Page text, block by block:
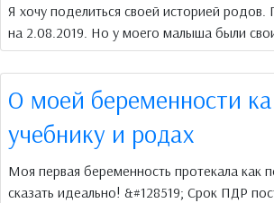
Я хочу поделиться своей историей родов.
на 2.08.2019. Но у моего малыша были
О моей беременности
учебнику и родах
Моя первая беременность протекала как
сказать идеально! &#128519; Срок ПДР